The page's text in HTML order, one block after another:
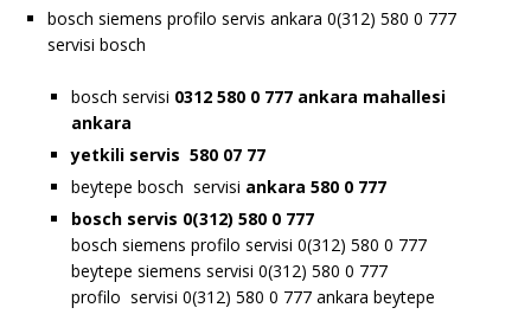
bosch siemens profilo servis ankara 0(312) 580 0 777
servisi bosch
bosch servisi 0312 580 0 777 ankara mahallesi
ankara
yetkili servis 580 07 77
beytepe bosch servisi ankara 580 0 777
bosch servis 0(312) 580 0 777
bosch siemens profilo servisi 0(312) 580 0 777
beytepe siemens servisi 0(312) 580 0 777
profilo servisi 0(312) 580 0 777 ankara beytepe